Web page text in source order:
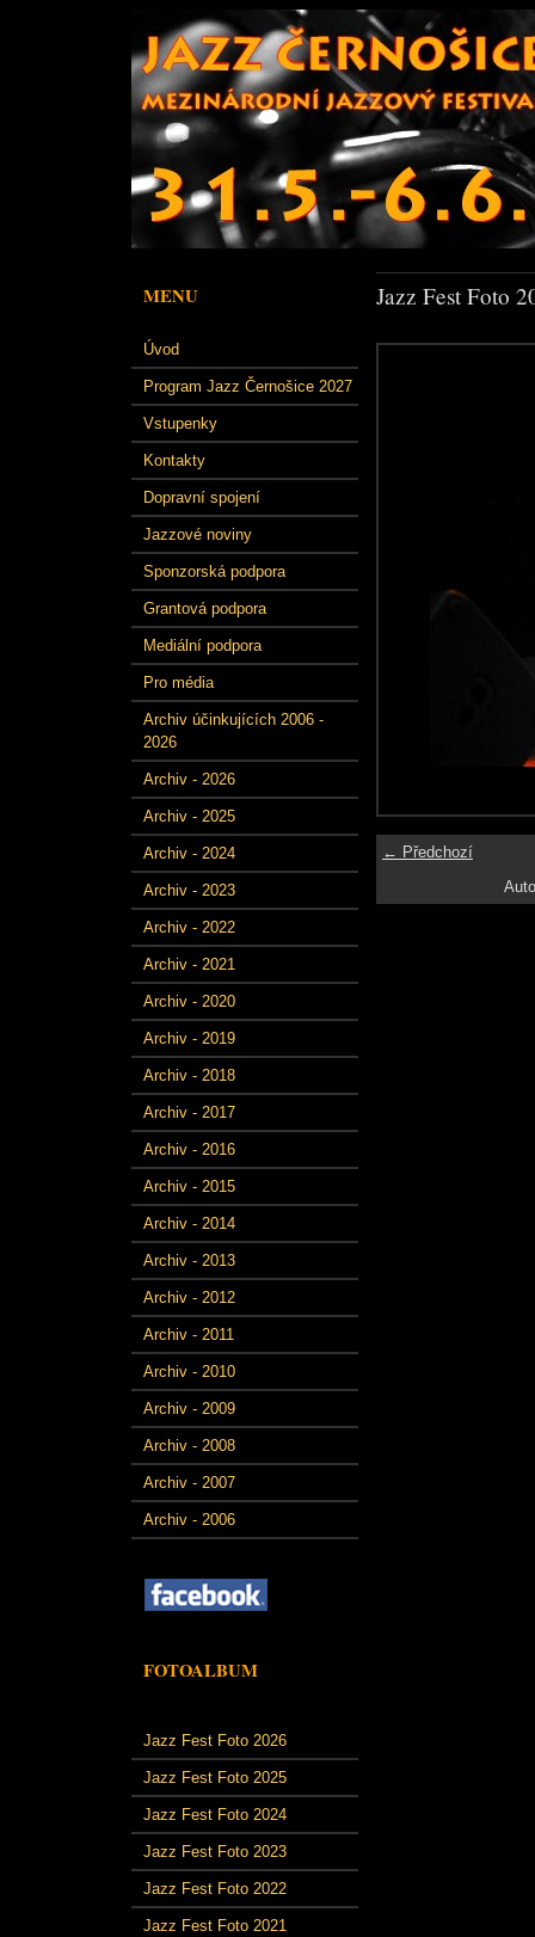
MENU
Úvod
Program Jazz Černošice 2027
Vstupenky
Kontakty
Dopravní spojení
Jazzové noviny
Sponzorská podpora
Grantová podpora
Mediální podpora
Pro média
Archiv účinkujících 2006 -
2026
Archiv - 2026
Archiv - 2025
Archiv - 2024
Archiv - 2023
Archiv - 2022
Archiv - 2021
Archiv - 2020
Archiv - 2019
Archiv - 2018
Archiv - 2017
Archiv - 2016
Archiv - 2015
Archiv - 2014
Archiv - 2013
Archiv - 2012
Archiv - 2011
Archiv - 2010
Archiv - 2009
Archiv - 2008
Archiv - 2007
Archiv - 2006
FOTOALBUM
Jazz Fest Foto 2026
Jazz Fest Foto 2025
Jazz Fest Foto 2024
Jazz Fest Foto 2023
Jazz Fest Foto 2022
Jazz Fest Foto 2021
Jazz Fest Foto
← Předchozí